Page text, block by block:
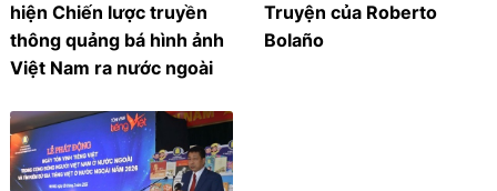
hiện Chiến lược truyền
thông quảng bá hình ảnh
Việt Nam ra nước ngoài
Truyện của Roberto
Bolaño